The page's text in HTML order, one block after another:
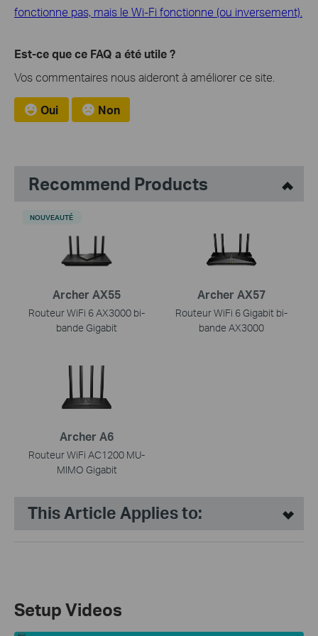
fonctionne pas, mais le Wi-Fi fonctionne (ou inversement).
Est-ce que ce FAQ a été utile ?
Vos commentaires nous aideront à améliorer ce site.
Oui Non
Recommend Products
Archer AX55
Routeur WiFi 6 AX3000 bi-
bande Gigabit
NOUVEAUTÉ
Archer AX57
Routeur WiFi 6 Gigabit bi-
bande AX3000
Archer A6
Routeur WiFi AC1200 MU-
MIMO Gigabit
This Article Applies to:
Setup Videos